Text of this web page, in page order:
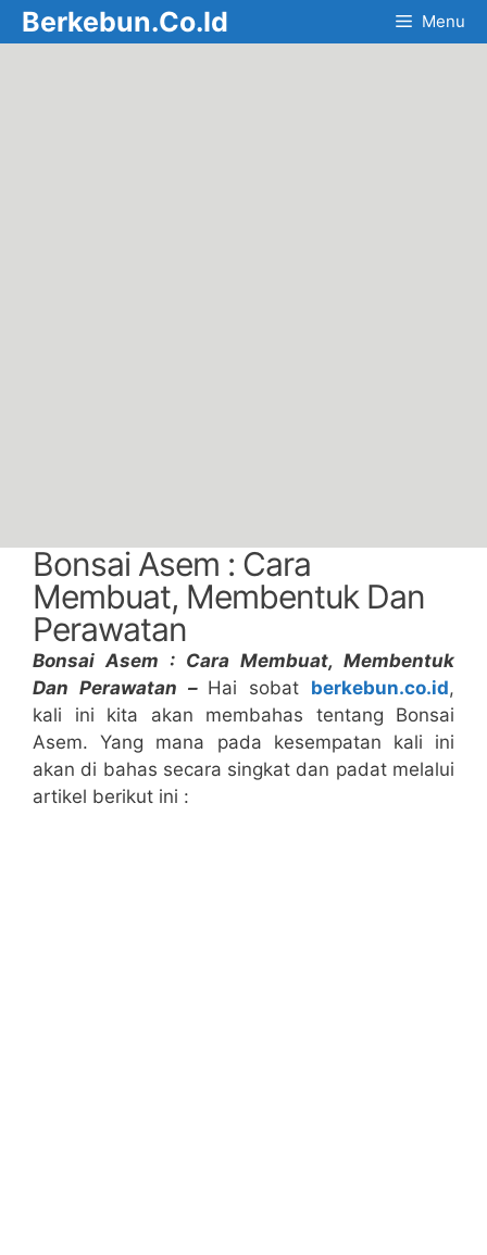
Skip
to
Berkebun.Co.Id Menu
Bonsai Asem : Cara
Membuat, Membentuk Dan
Perawatan
Bonsai Asem : Cara Membuat, Membentuk
Dan Perawatan – Hai sobat berkebun.co.id,
kali ini kita akan membahas tentang Bonsai
Asem. Yang mana pada kesempatan kali ini
akan di bahas secara singkat dan padat melalui
artikel berikut ini :